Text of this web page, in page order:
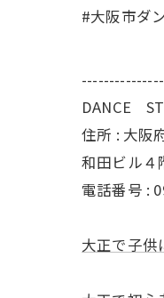
#大阪市ダ
DANCE
住所 : 大阪
和田ビル４
電話番号 :
大正で子供